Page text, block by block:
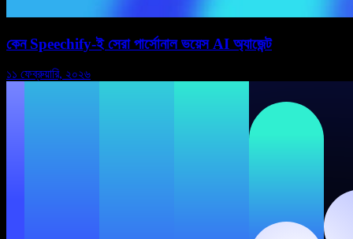
কেন Speechify-ই সেরা পার্সোনাল ভয়েস AI অ্যাজেন্ট
১১ ফেব্রুয়ারি, ২০২৬